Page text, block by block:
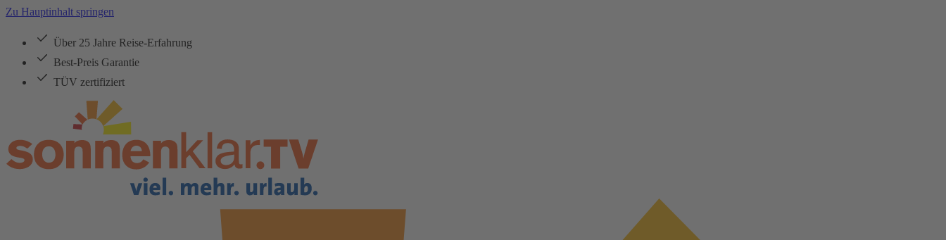
Zu Hauptinhalt springen
Über 25 Jahre Reise-Erfahrung
Best-Preis Garantie
TÜV zertifiziert